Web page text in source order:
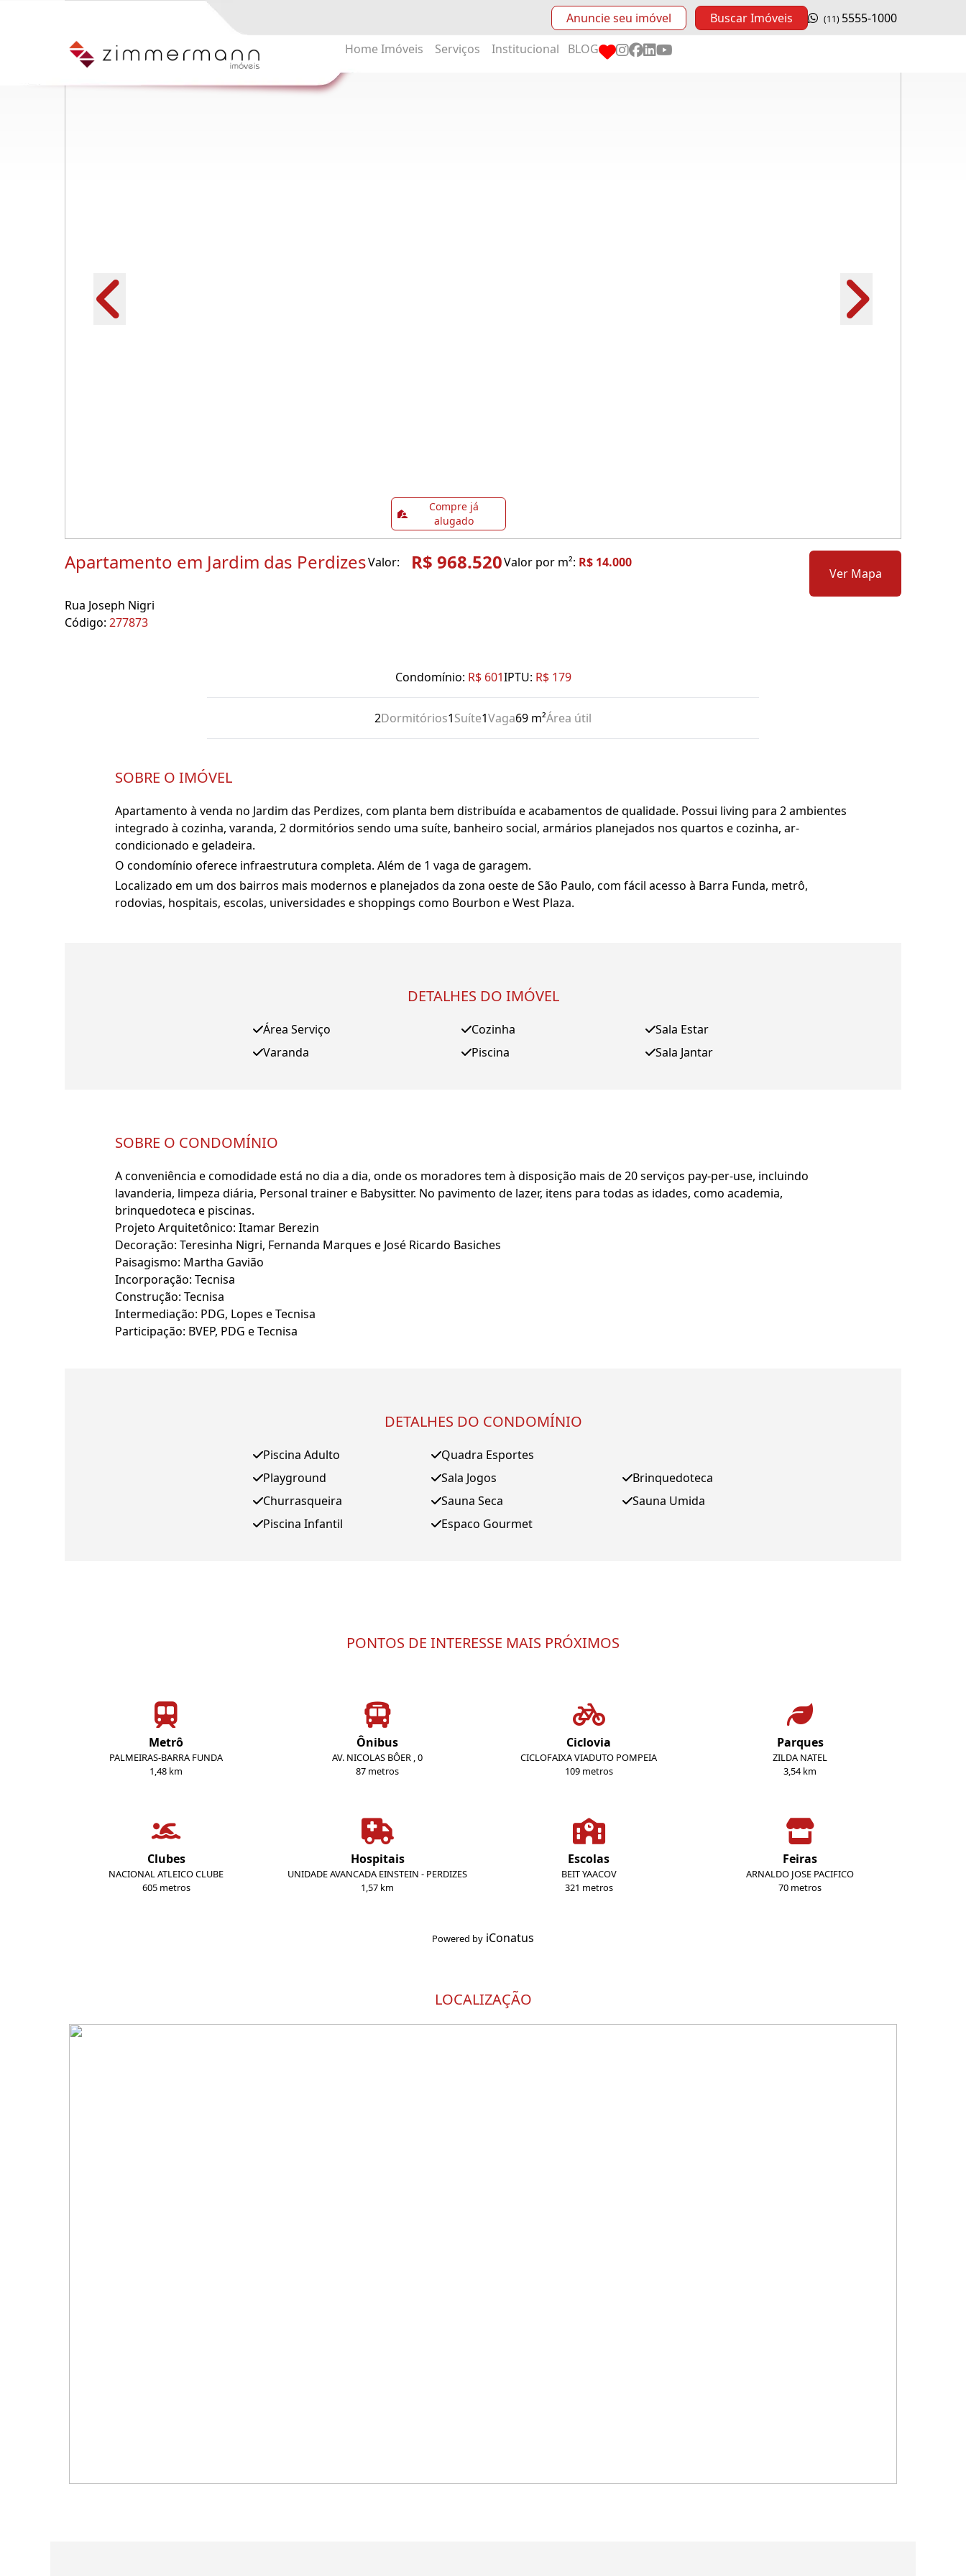
Anuncie seu imóvel Buscar Imóveis (11) 5555-1000
Home Imóveis Serviços Institucional BLOG
Compre já
alugado
Apartamento em Jardim das PerdizesValor: R$ 968.520Valor por m²: R$ 14.000
Rua Joseph Nigri
Código: 277873
Ver Mapa
Condomínio: R$ 601IPTU: R$ 179
2Dormitórios1Suíte1Vaga69 m²Área útil
SOBRE O IMÓVEL
Apartamento à venda no Jardim das Perdizes, com planta bem distribuída e acabamentos de qualidade. Possui living para 2 ambientes
integrado à cozinha, varanda, 2 dormitórios sendo uma suíte, banheiro social, armários planejados nos quartos e cozinha, ar-
condicionado e geladeira.
O condomínio oferece infraestrutura completa. Além de 1 vaga de garagem.
Localizado em um dos bairros mais modernos e planejados da zona oeste de São Paulo, com fácil acesso à Barra Funda, metrô,
rodovias, hospitais, escolas, universidades e shoppings como Bourbon e West Plaza.
DETALHES DO IMÓVEL
Área Serviço
Varanda
Cozinha
Piscina
Sala Estar
Sala Jantar
SOBRE O CONDOMÍNIO
A conveniência e comodidade está no dia a dia, onde os moradores tem à disposição mais de 20 serviços pay-per-use, incluindo
lavanderia, limpeza diária, Personal trainer e Babysitter. No pavimento de lazer, itens para todas as idades, como academia,
brinquedoteca e piscinas.
Projeto Arquitetônico: Itamar Berezin
Decoração: Teresinha Nigri, Fernanda Marques e José Ricardo Basiches
Paisagismo: Martha Gavião
Incorporação: Tecnisa
Construção: Tecnisa
Intermediação: PDG, Lopes e Tecnisa
Participação: BVEP, PDG e Tecnisa
DETALHES DO CONDOMÍNIO
Piscina Adulto
Playground
Churrasqueira
Piscina Infantil
Quadra Esportes
Sala Jogos
Sauna Seca
Espaco Gourmet
Brinquedoteca
Sauna Umida
PONTOS DE INTERESSE MAIS PRÓXIMOS
Metrô
PALMEIRAS-BARRA FUNDA
1,48 km
Ônibus
AV. NICOLAS BÔER , 0
87 metros
Ciclovia
CICLOFAIXA VIADUTO POMPEIA
109 metros
Parques
ZILDA NATEL
3,54 km
Clubes
NACIONAL ATLEICO CLUBE
605 metros
Hospitais
UNIDADE AVANCADA EINSTEIN - PERDIZES
1,57 km
Escolas
BEIT YAACOV
321 metros
Feiras
ARNALDO JOSE PACIFICO
70 metros
Powered by iConatus
LOCALIZAÇÃO